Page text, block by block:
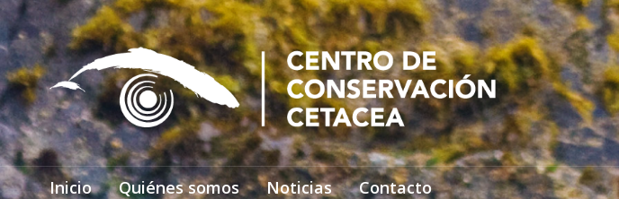
Inicio Quiénes somos Noticias Contacto